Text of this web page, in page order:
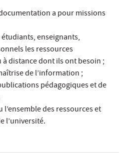
a pour missions
enseignants,
les ressources
distance dont ils ont besoin ;
de l’information ;
pédagogiques et de
des ressources et
l’université.